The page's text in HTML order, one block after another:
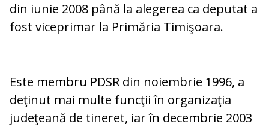
din iunie 2008 până la alegerea ca deputat a
fost viceprimar la Primăria Timişoara.
Este membru PDSR din noiembrie 1996, a
deţinut mai multe funcţii în organizaţia
judeţeană de tineret, iar în decembrie 2003